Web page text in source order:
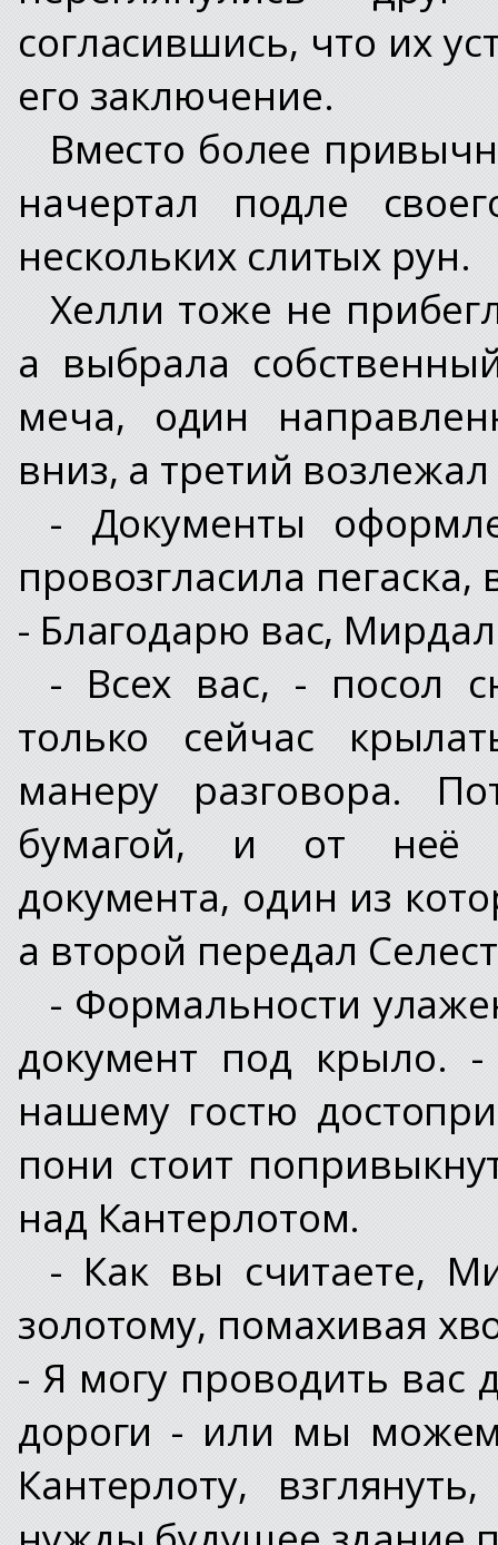
согласившись, что их
его заключение.
Вместо более
начертал подле
нескольких слитых рун.
Хелли тоже не
а выбрала
меча, один
вниз, а третий
- Документы
провозгласила
- Благодарю вас,
- Всех вас, - посол
только сейчас
манеру разговора.
бумагой, и от неё
документа, один из
а второй передал
- Формальности
документ под крыло.
нашему гостю
пони стоит
над Кантерлотом.
- Как вы считаете,
золотому, помахивая
- Я могу проводить вас
дороги - или мы
Кантерлоту,